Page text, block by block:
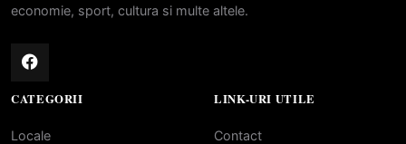
economie, sport, cultura si multe altele.
CATEGORII
Locale
LINK-URI UTILE
Contact